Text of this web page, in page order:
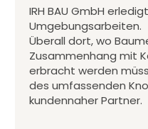
IRH BAU GmbH
Umgebungsarbeiten.
Überall dort, wo
Zusammenhang mit
erbracht werden
des umfassenden
kundennaher Partner.